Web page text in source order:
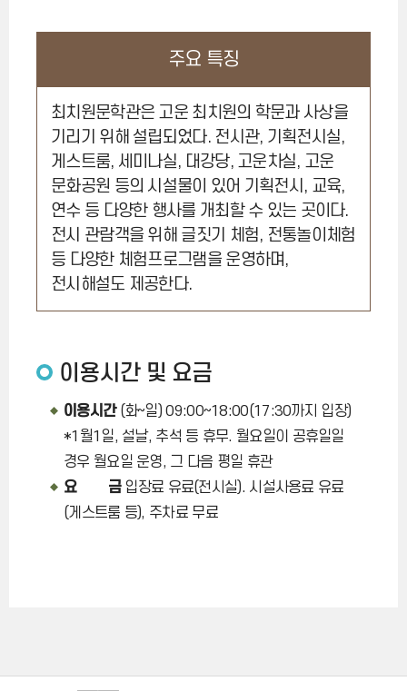
주요 특징
최치원문학관은 고운 최치원의 학문과 사상을
기리기 위해 설립되었다. 전시관, 기획전시실,
게스트룸, 세미나실, 대강당, 고운차실, 고운
문화공원 등의 시설물이 있어 기획전시, 교육,
연수 등 다양한 행사를 개최할 수 있는 곳이다.
전시 관람객을 위해 글짓기 체험, 전통놀이체험
등 다양한 체험프로그램을 운영하며,
전시해설도 제공한다.
이용시간 및 요금
이용시간(화~일) 09:00~18:00(17:30까지 입장)
*1월1일, 설날, 추석 등 휴무. 월요일이 공휴일일
경우 월요일 운영, 그 다음 평일 휴관
요 금입장료 유료(전시실). 시설사용료 유료
(게스트룸 등), 주차료 무료